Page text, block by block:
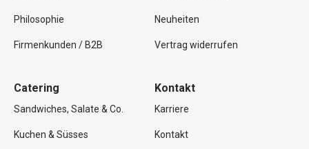
Philosophie
Firmenkunden / B2B
Neuheiten
Vertrag widerrufen
Catering
Sandwiches, Salate & Co.
Kuchen & Süsses
Kontakt
Karriere
Kontakt